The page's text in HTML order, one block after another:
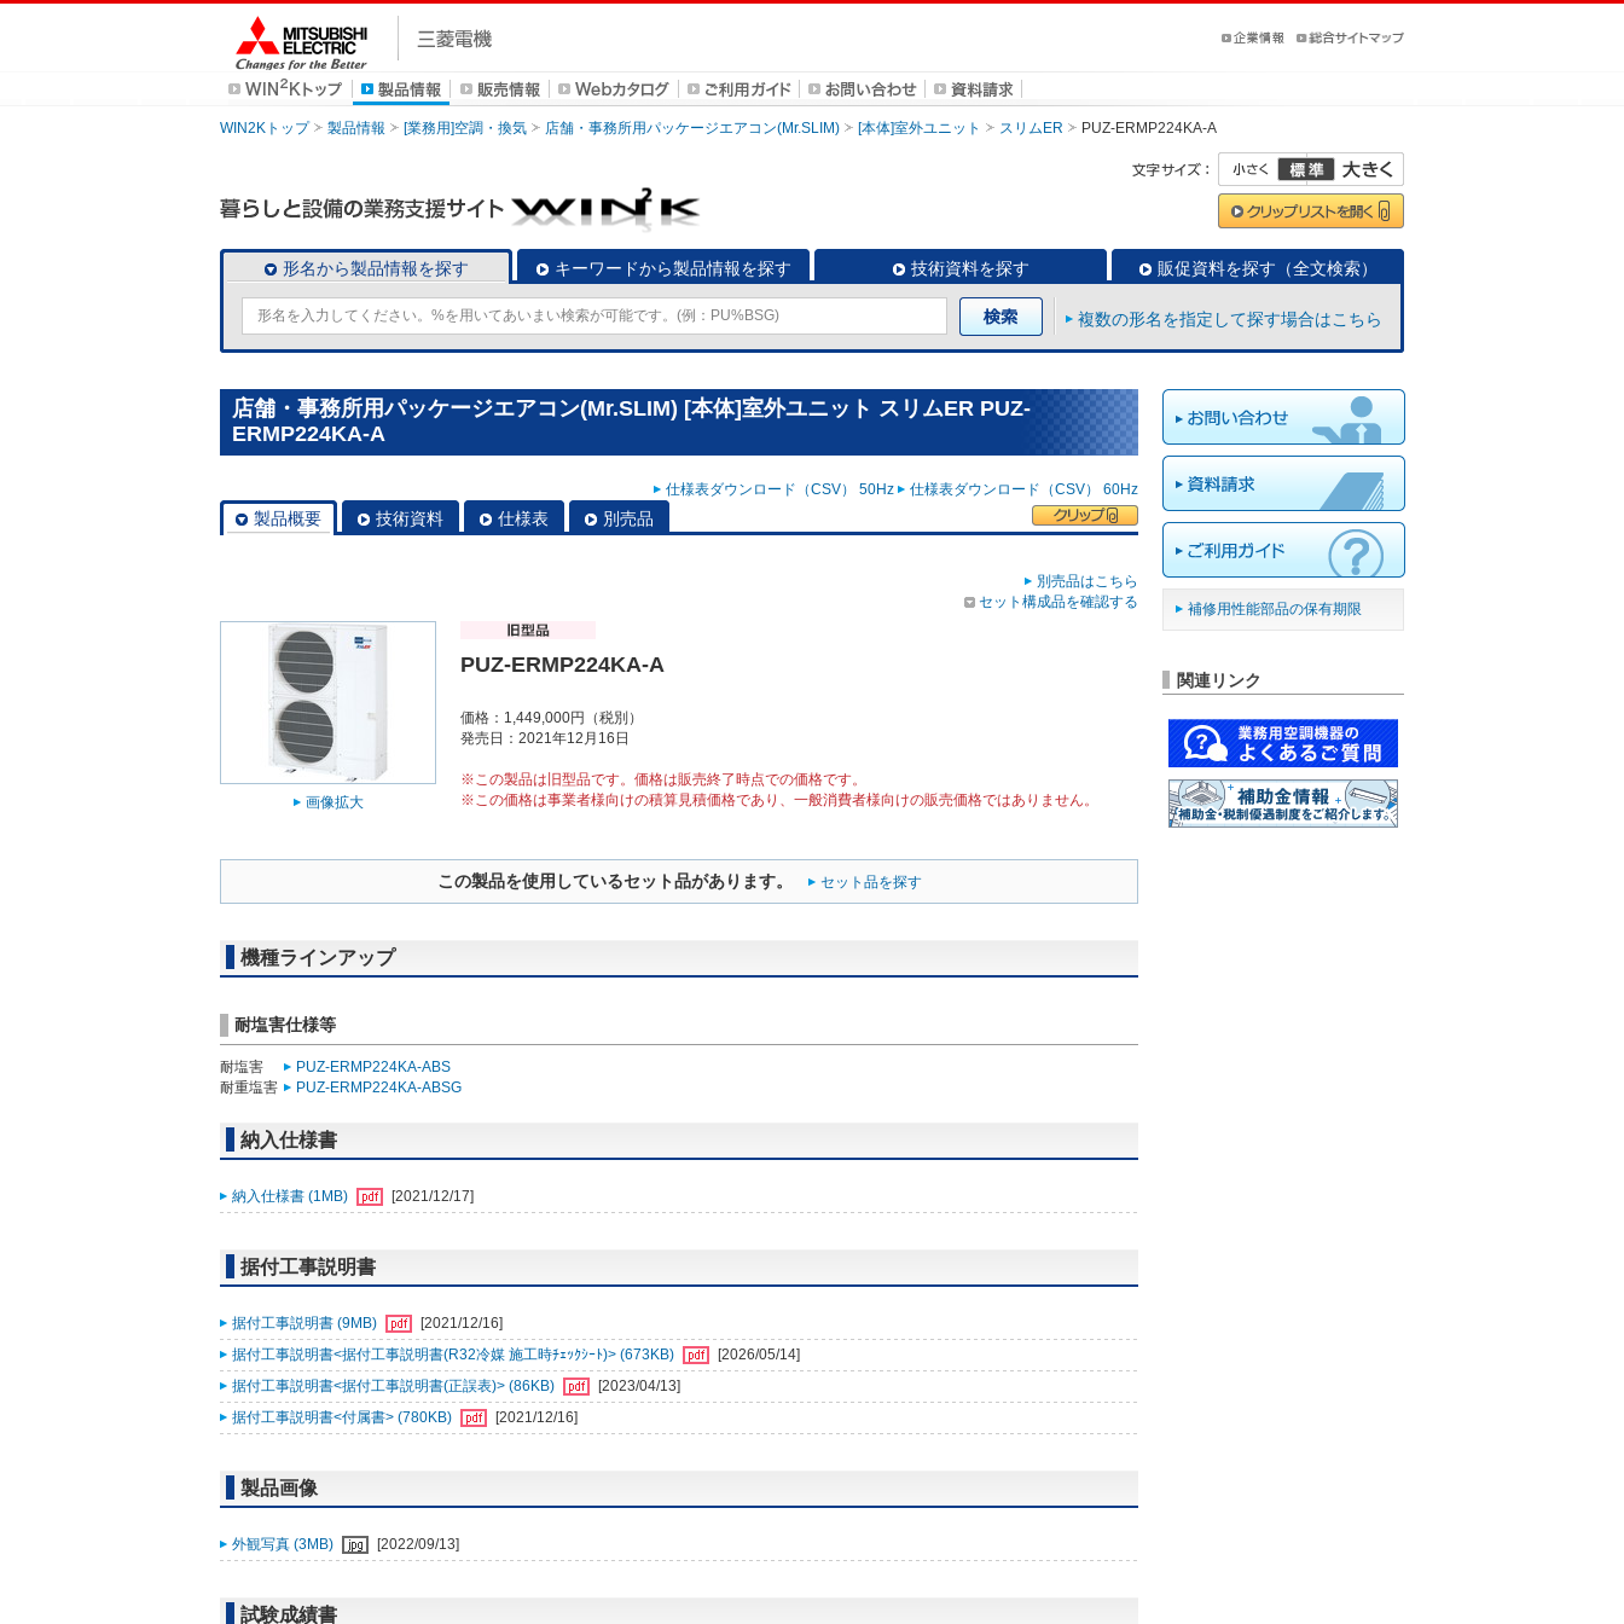
WIN2Kトップ 製品情報 [業務用]空調・換気 店舗・事務所用パッケージエアコン(Mr.SLIM) [本体]室外ユニット スリムER PUZ-ERMP224KA-A
形名から製品情報を探す キーワードから製品情報を探す 技術資料を探す 販促資料を探す（全文検索）
複数の形名を指定して探す場合はこちら
店舗・事務所用パッケージエアコン(Mr.SLIM) [本体]室外ユニット スリムER PUZ-
ERMP224KA-A
仕様表ダウンロード（CSV） 50Hz 仕様表ダウンロード（CSV） 60Hz
製品概要 技術資料 仕様表 別売品
別売品はこちら
セット構成品を確認する
画像拡大
PUZ-ERMP224KA-A
価格：1,449,000円（税別）
発売日：2021年12月16日
※この製品は旧型品です。価格は販売終了時点での価格です。
※この価格は事業者様向けの積算見積価格であり、一般消費者様向けの販売価格ではありません。
この製品を使用しているセット品があります。 セット品を探す
機種ラインアップ
耐塩害仕様等
耐塩害
PUZ-ERMP224KA-ABS
耐重塩害
PUZ-ERMP224KA-ABSG
納入仕様書
納入仕様書 (1MB) [2021/12/17]
据付工事説明書
据付工事説明書 (9MB)
[2021/12/16]
据付工事説明書<据付工事説明書(R32冷媒 施工時ﾁｪｯｸｼｰﾄ)> (673KB)
[2026/05/14]
据付工事説明書<据付工事説明書(正誤表)> (86KB)
[2023/04/13]
据付工事説明書<付属書> (780KB)
[2021/12/16]
製品画像
外観写真 (3MB) [2022/09/13]
試験成績書
補修用性能部品の保有期限
関連リンク